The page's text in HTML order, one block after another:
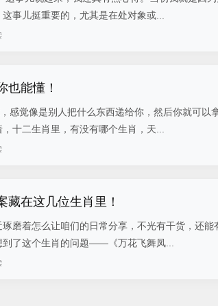
事儿挺重要的，尤其是在处对象或...
也能懂！
感觉像是别人把什么东西递给你，然后你就可以
十二生肖里，有没有哪个生肖，天...
在这几位生肖里！
磨着怎么让咱们的日常分享，不光有干货，还能
了这个生肖的问题——《万花飞舞凤...